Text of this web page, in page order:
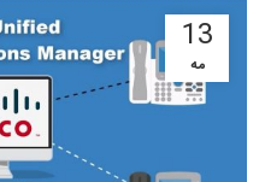
13
مه